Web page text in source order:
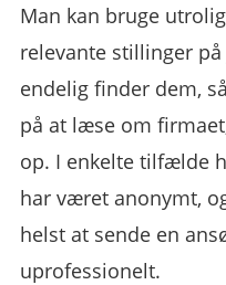
Man kan bruge
relevante stillinger
endelig finder dem,
på at læse om
op. I enkelte tilfælde
har været anonymt,
helst at sende en
uprofessionelt.